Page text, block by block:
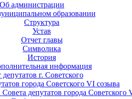
Об администрации
образовании
Структура
Устав
Отчет главы
Символика
История
информация
депутатов г. Советского
города Советского VI созыва
Совета депутатов города Советского